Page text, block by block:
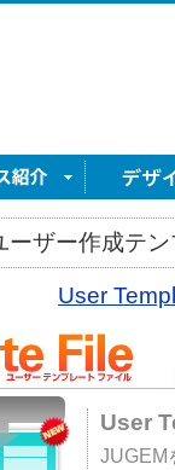
ーザー作成テ
User
User
JUGEM